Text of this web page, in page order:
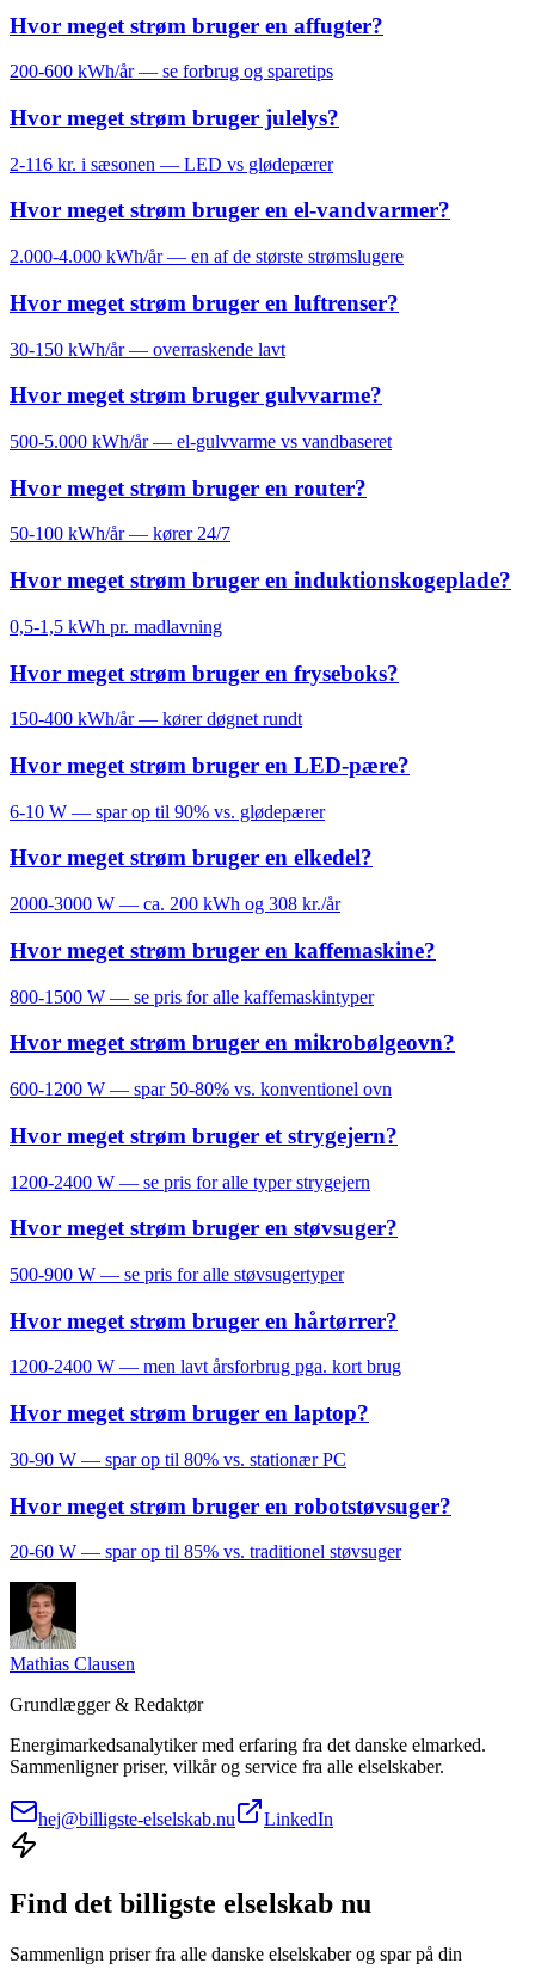
Hvor meget strøm bruger en affugter?
200-600 kWh/år — se forbrug og sparetips
Hvor meget strøm bruger julelys?
2-116 kr. i sæsonen — LED vs glødepærer
Hvor meget strøm bruger en el-vandvarmer?
2.000-4.000 kWh/år — en af de største strømslugere
Hvor meget strøm bruger en luftrenser?
30-150 kWh/år — overraskende lavt
Hvor meget strøm bruger gulvvarme?
500-5.000 kWh/år — el-gulvvarme vs vandbaseret
Hvor meget strøm bruger en router?
50-100 kWh/år — kører 24/7
Hvor meget strøm bruger en induktionskogeplade?
0,5-1,5 kWh pr. madlavning
Hvor meget strøm bruger en fryseboks?
150-400 kWh/år — kører døgnet rundt
Hvor meget strøm bruger en LED-pære?
6-10 W — spar op til 90% vs. glødepærer
Hvor meget strøm bruger en elkedel?
2000-3000 W — ca. 200 kWh og 308 kr./år
Hvor meget strøm bruger en kaffemaskine?
800-1500 W — se pris for alle kaffemaskintyper
Hvor meget strøm bruger en mikrobølgeovn?
600-1200 W — spar 50-80% vs. konventionel ovn
Hvor meget strøm bruger et strygejern?
1200-2400 W — se pris for alle typer strygejern
Hvor meget strøm bruger en støvsuger?
500-900 W — se pris for alle støvsugertyper
Hvor meget strøm bruger en hårtørrer?
1200-2400 W — men lavt årsforbrug pga. kort brug
Hvor meget strøm bruger en laptop?
30-90 W — spar op til 80% vs. stationær PC
Hvor meget strøm bruger en robotstøvsuger?
20-60 W — spar op til 85% vs. traditionel støvsuger
Mathias Clausen
Grundlægger & Redaktør
Energimarkedsanalytiker med erfaring fra det danske elmarked.
Sammenligner priser, vilkår og service fra alle elselskaber.
hej@billigste-elselskab.nu LinkedIn
Find det billigste elselskab nu
Sammenlign priser fra alle danske elselskaber og spar på din